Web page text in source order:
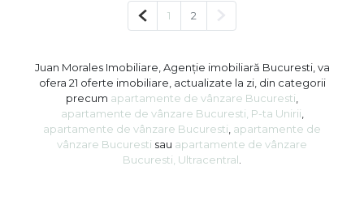
Pagina anterioară
1 2
Juan Morales Imobiliare, Agenție imobiliară Bucuresti, va
ofera 21 oferte imobiliare, actualizate la zi, din categorii
precum apartamente de vânzare Bucuresti
apartamente de vânzare Bucuresti, P-ta Unirii
apartamente de vânzare Bucuresti apartamente de
vânzare Bucuresti sau apartamente de vânzare
Bucuresti, Ultracentral